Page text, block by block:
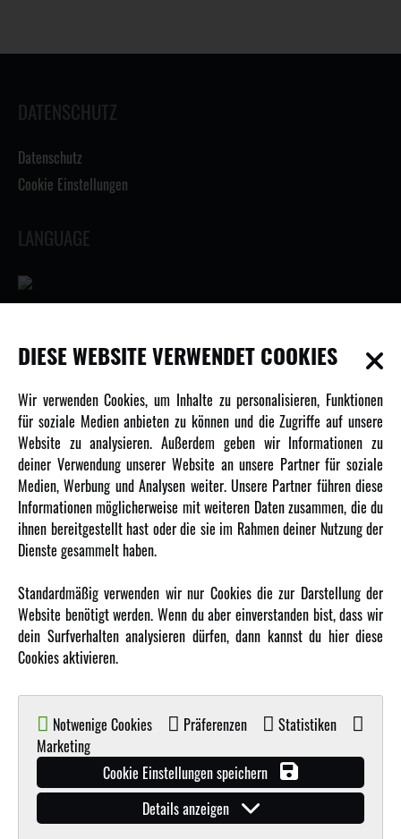
DATENSCHUTZ
Datenschutz
Cookie Einstellungen
LANGUAGE
INFORMATIONEN
Newsletter
Über uns
Karriere
Amewi Kataloge
MEHR VON AMEWI
Amewi Construction - Nutzfahrzeuge
Malinos - Die kreative Seite von Amewi
Werden Sie Amewi Händler
DIESE WEBSITE VERWENDET COOKIES
Wir verwenden Cookies, um Inhalte zu personalisieren, Funktionen
für soziale Medien anbieten zu können und die Zugriffe auf unsere
Website zu analysieren. Außerdem geben wir Informationen zu
deiner Verwendung unserer Website an unsere Partner für soziale
Medien, Werbung und Analysen weiter. Unsere Partner führen diese
Informationen möglicherweise mit weiteren Daten zusammen, die du
ihnen bereitgestellt hast oder die sie im Rahmen deiner Nutzung der
Dienste gesammelt haben.
Standardmäßig verwenden wir nur Cookies die zur Darstellung der
Website benötigt werden. Wenn du aber einverstanden bist, dass wir
dein Surfverhalten analysieren dürfen, dann kannst du hier diese
Cookies aktivieren.
Notwenige Cookies Präferenzen
Statistiken
Marketing
Cookie Einstellungen speichern
Details anzeigen